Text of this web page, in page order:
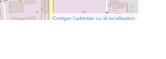
Corriger l’adresse ou la localisation